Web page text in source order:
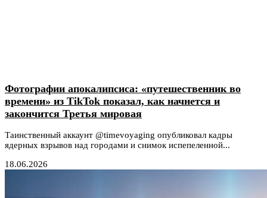
Фотографии апокалипсиса: «путешественник во
времени» из TikTok показал, как начнется и
закончится Третья мировая
Таинственный аккаунт @timevoyaging опубликовал кадры
ядерных взрывов над городами и снимок испепеленной...
18.06.2026